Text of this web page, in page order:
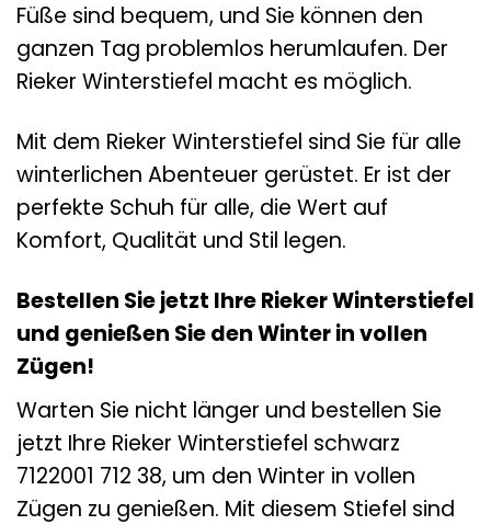
Füße sind bequem, und Sie können den
ganzen Tag problemlos herumlaufen. Der
Rieker Winterstiefel macht es möglich.
Mit dem Rieker Winterstiefel sind Sie für alle
winterlichen Abenteuer gerüstet. Er ist der
perfekte Schuh für alle, die Wert auf
Komfort, Qualität und Stil legen.
Bestellen Sie jetzt Ihre Rieker Winterstiefel
und genießen Sie den Winter in vollen
Zügen!
Warten Sie nicht länger und bestellen Sie
jetzt Ihre Rieker Winterstiefel schwarz
7122001 712 38, um den Winter in vollen
Zügen zu genießen. Mit diesem Stiefel sind